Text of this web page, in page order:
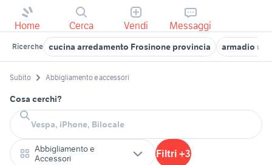
Home Cerca Vendi Messaggi
Ricerche cucina arredamento Frosinone provincia armadio
Subito Abbigliamento e accessori
Cosa cerchi?
Abbigliamento e
Accessori
Filtri +3